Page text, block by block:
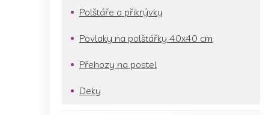
Polštáře a přikrývky
Povlaky na polštářky 40x40 cm
Přehozy na postel
Deky